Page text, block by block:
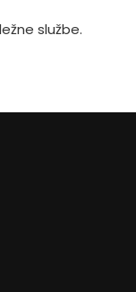
službe.